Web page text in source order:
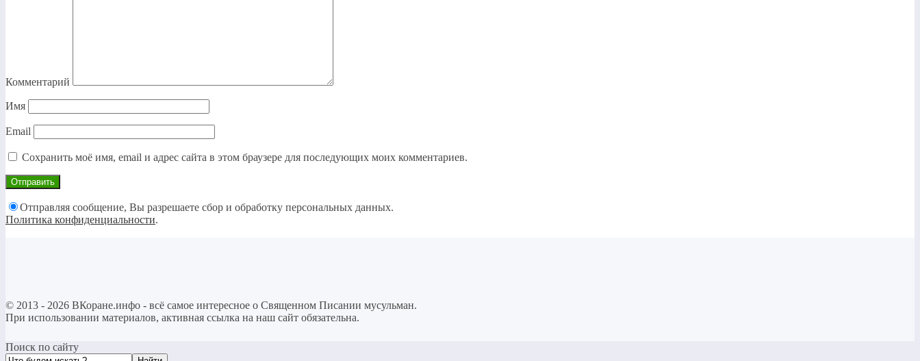
Комментарий
Имя
Email
Сохранить моё имя, email и адрес сайта в этом браузере для последующих моих комментариев.
Отправляя сообщение, Вы разрешаете сбор и обработку персональных данных.
Политика конфиденциальности.
© 2013 - 2026 ВКоране.инфо - всё самое интересное о Священном Писании мусульман.
При использовании материалов, активная ссылка на наш сайт обязательна.
Поиск по сайту